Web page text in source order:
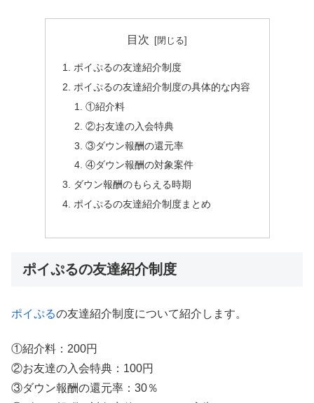
目次
ポイぷるの友達紹介制度
ポイぷるの友達紹介制度の具体的な内容
①紹介料
②お友達の入会特典
③ダウン報酬の還元率
④ダウン報酬の対象案件
ダウン報酬のもらえる時期
ポイぷるの友達紹介制度まとめ
ポイぷるの友達紹介制度
ポイぷるの友達紹介制度について紹介します。
①紹介料：200円
②お友達の入会特典：100円
③ダウン報酬の還元率：30％